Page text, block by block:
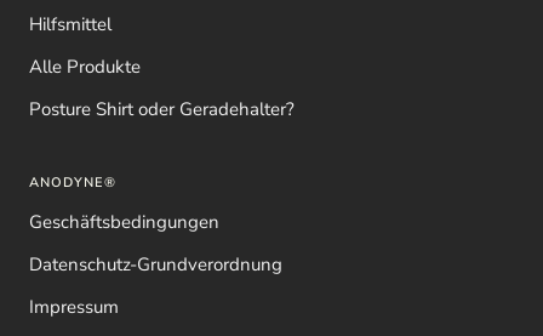
Hilfsmittel
Alle Produkte
Posture Shirt oder Geradehalter?
ANODYNE®
Geschäftsbedingungen
Datenschutz-Grundverordnung
Impressum